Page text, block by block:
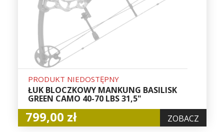
PRODUKT NIEDOSTĘPNY
ŁUK BLOCZKOWY MANKUNG BASILISK
GREEN CAMO 40-70 LBS 31,5"
799,00 zł ZOBACZ